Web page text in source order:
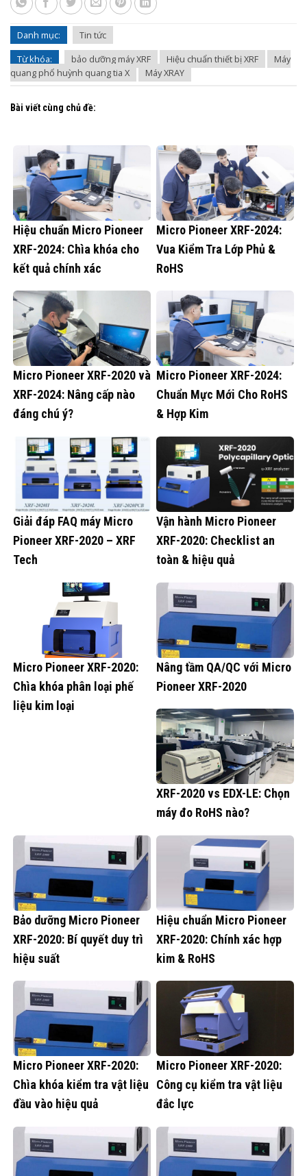
Danh mục:
Tin tức
Từ khóa:
bảo dưỡng máy XRF Hiệu chuẩn thiết bị XRF
Máy
quang phổ huỳnh quang tia X
Máy XRAY
Bài viết cùng chủ đề:
Hiệu chuẩn Micro Pioneer
XRF-2024: Chìa khóa cho
kết quả chính xác
Micro Pioneer XRF-2024:
Vua Kiểm Tra Lớp Phủ &
RoHS
Micro Pioneer XRF-2020 và
XRF-2024: Nâng cấp nào
đáng chú ý?
Micro Pioneer XRF-2024:
Chuẩn Mực Mới Cho RoHS
& Hợp Kim
Giải đáp FAQ máy Micro
Pioneer XRF-2020 – XRF
Tech
Vận hành Micro Pioneer
XRF-2020: Checklist an
toàn & hiệu quả
Micro Pioneer XRF-2020:
Chìa khóa phân loại phế
liệu kim loại
Nâng tầm QA/QC với Micro
Pioneer XRF-2020
XRF-2020 vs EDX-LE: Chọn
máy đo RoHS nào?
Bảo dưỡng Micro Pioneer
XRF-2020: Bí quyết duy trì
hiệu suất
Hiệu chuẩn Micro Pioneer
XRF-2020: Chính xác hợp
kim & RoHS
Micro Pioneer XRF-2020:
Chìa khóa kiểm tra vật liệu
đầu vào hiệu quả
Micro Pioneer XRF-2020:
Công cụ kiểm tra vật liệu
đắc lực